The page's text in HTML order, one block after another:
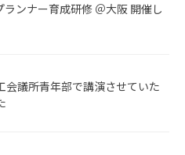
ランナー育成研修 ＠大阪 開催し
会議所青年部で講演させていた